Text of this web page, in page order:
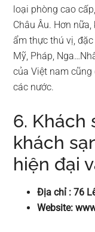
loại phòng cao
Châu Âu. Hơn
ẩm thực thú vị,
Mỹ, Pháp,
của Việt nam cũng
các nước.
6. Khách
khách
hiện đại
Địa chỉ : 76
Website: